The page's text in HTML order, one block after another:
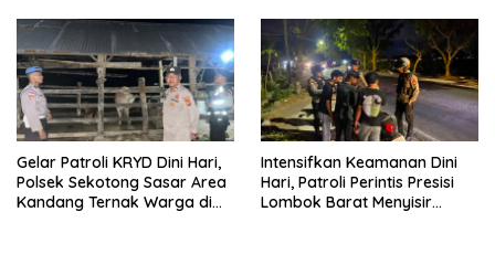
Gelar Patroli KRYD Dini Hari,
Polsek Sekotong Sasar Area
Kandang Ternak Warga di
Intensifkan Keamanan Dini
Hari, Patroli Perintis Presisi
Lombok Barat Menyisir